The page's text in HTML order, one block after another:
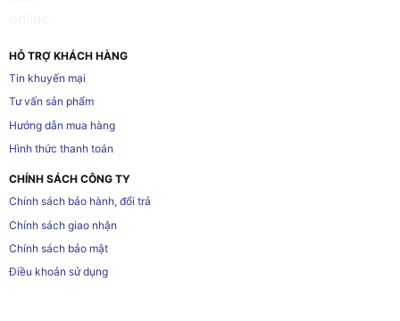
HỖ TRỢ KHÁCH HÀNG
Tin khuyến mại
Tư vấn sản phẩm
Hướng dẫn mua hàng
Hình thức thanh toán
CHÍNH SÁCH CÔNG TY
Chính sách bảo hành, đổi trả
Chính sách giao nhận
Chính sách bảo mật
Điều khoản sử dụng